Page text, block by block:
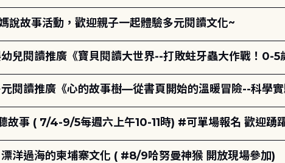
說故事活動，歡迎親子一起體驗多元閱讀文化~
幼兒閱讀推廣《寶貝閱讀大世界--打敗蛀牙蟲大作戰！0-5
元閱讀推廣《心的故事樹—從書頁開始的溫暖冒險--科學實
聽故事 ( 7/4-9/5每週六上午10-11時) #可單場報名 歡迎踴
漂洋過海的柬埔寨文化 ( #8/9哈努曼神猴 開放現場參加)